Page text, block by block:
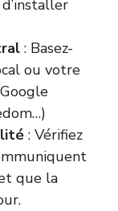
: Basez-
ou votre
: Vérifiez
que la